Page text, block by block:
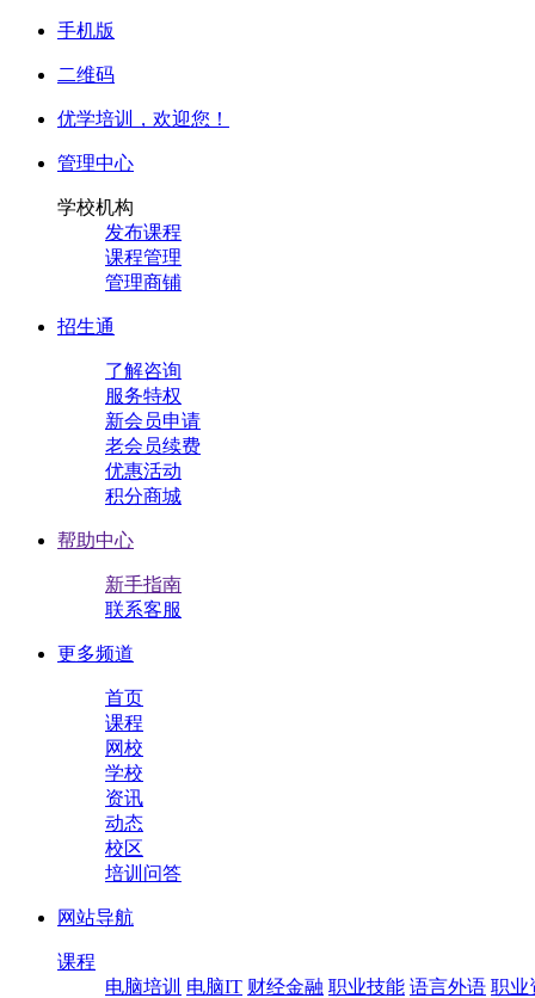
手机版
二维码
优学培训， 欢迎您！
管理中心
学校机构
发布课程
课程管理
管理商铺
招生通
了解咨询
服务特权
新会员申请
老会员续费
优惠活动
积分商城
帮助中心
新手指南
联系客服
更多频道
首页
课程
网校
学校
资讯
动态
校区
培训问答
网站导航
课程
电脑培训 电脑IT 财经金融 职业技能 语言外语 职业